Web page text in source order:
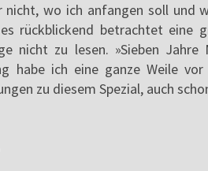
nicht, wo ich anfangen soll und
rückblickend betrachtet eine
nicht zu lesen. »Sieben Jahre
habe ich eine ganze Weile
zu diesem Spezial, auch